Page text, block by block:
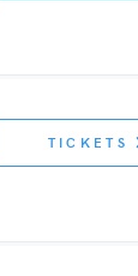
TICKETS